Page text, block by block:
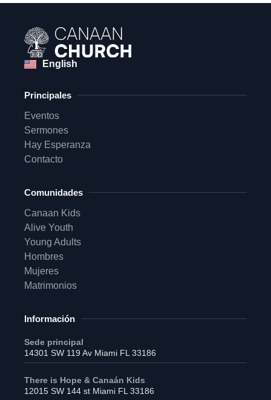
English
Principales
Eventos
Sermones
Hay Esperanza
Contacto
Comunidades
Canaan Kids
Alive Youth
Young Adults
Hombres
Mujeres
Matrimonios
Información
Sede principal
14301 SW 119 Av Miami FL 33186
There is Hope & Canaán Kids
12015 SW 144 st Miami FL 33186